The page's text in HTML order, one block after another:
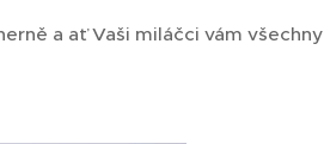
a ať Vaši miláčci vám všechny